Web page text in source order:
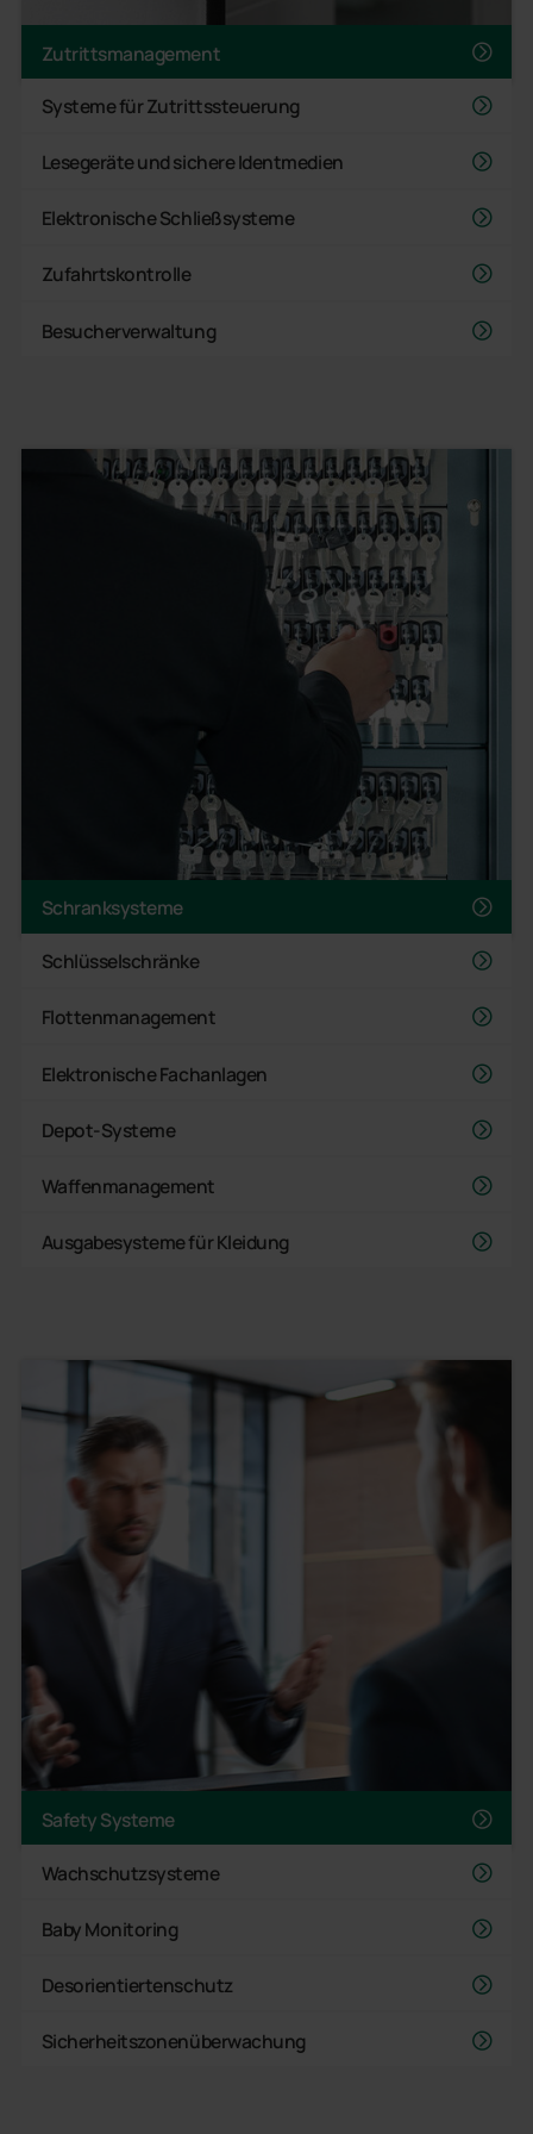
Zutrittsmanagement
Systeme für Zutrittssteuerung
Lesegeräte und sichere Identmedien
Elektronische Schließsysteme
Zufahrtskontrolle
Besucherverwaltung
Schranksysteme
Schlüsselschränke
Flottenmanagement
Elektronische Fachanlagen
Depot-Systeme
Waffenmanagement
Ausgabesysteme für Kleidung
Safety Systeme
Wachschutzsysteme
Baby Monitoring
Desorientiertenschutz
Sicherheitszonenüberwachung